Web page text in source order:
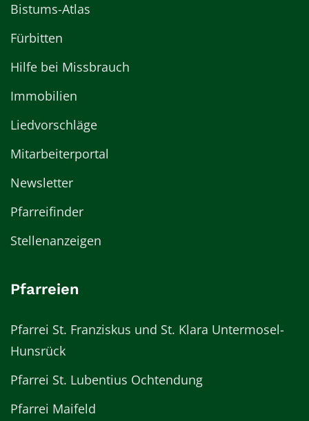
Bistums-Atlas
Fürbitten
Hilfe bei Missbrauch
Immobilien
Liedvorschläge
Mitarbeiterportal
Newsletter
Pfarreifinder
Stellenanzeigen
Pfarreien
Pfarrei St. Franziskus und St. Klara Untermosel-
Hunsrück
Pfarrei St. Lubentius Ochtendung
Pfarrei Maifeld